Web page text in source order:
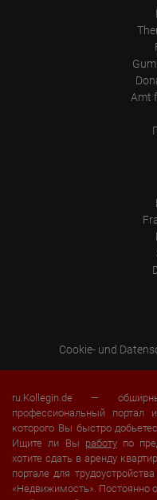
Amt
Cookie- und
ru.Kollegin.de —
профессиональный
которого Вы быстро
Ищите ли Вы работупо
хотите сдать в аренду
портале для
«Недвижимость». Постоянно